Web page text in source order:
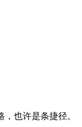
也许是条捷径。